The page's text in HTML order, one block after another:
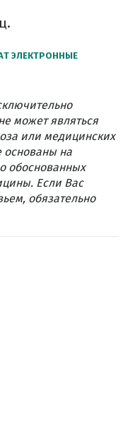
ЭЛЕКТРОННЫЕ
может являться
или медицинских
основаны на
обоснованных
Если Вас
обязательно